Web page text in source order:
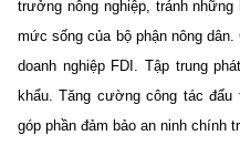
trưởng nông nghiệp, tránh
mức sống của bộ phận nông
doanh nghiệp FDI. Tập trung
khẩu. Tăng cường công tác đấu
góp phần đảm bảo an ninh chính